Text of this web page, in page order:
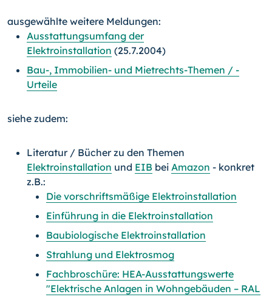
ausgewählte weitere Meldungen:
Ausstattungsumfang der
Elektroinstallation (25.7.2004)
Bau-, Immobilien- und Mietrechts-Themen / -
Urteile
siehe zudem:
Literatur / Bücher zu den Themen
Elektroinstallation und EIB bei Amazon - konkret
z.B.:
Die vorschriftsmäßige Elektroinstallation
Einführung in die Elektroinstallation
Baubiologische Elektroinstallation
Strahlung und Elektrosmog
Fachbroschüre: HEA-Ausstattungswerte
"Elektrische Anlagen in Wohngebäuden – RAL